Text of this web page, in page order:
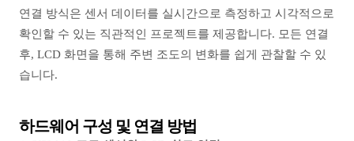
연결 방식은 센서 데이터를 실시간으로 측정하고 시각적으로
확인할 수 있는 직관적인 프로젝트를 제공합니다. 모든 연결
후, LCD 화면을 통해 주변 조도의 변화를 쉽게 관찰할 수 있
습니다.
하드웨어 구성 및 연결 방법